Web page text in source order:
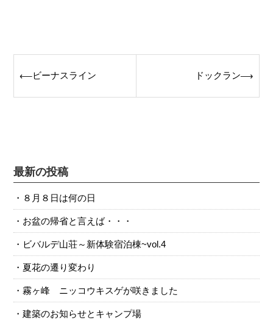
Post
navigation
⟵ビーナスライン ドックラン⟶
最新の投稿
８月８日は何の日
お盆の帰省と言えば・・・
ビバルデ山荘～新体験宿泊棟~vol.4
夏花の遷り変わり
霧ヶ峰 ニッコウキスゲが咲きました
建築のお知らせとキャンプ場